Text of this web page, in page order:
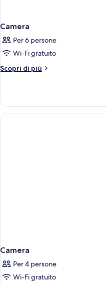
Camera
Per 6 persone
Wi-Fi gratuito
Scopri di più
Altri
Camera
Per 4 persone
Wi-Fi gratuito